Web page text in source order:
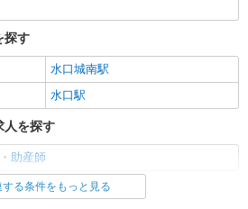
探す
水口城南駅
水口駅
人を探す
助産師
の求人を探す
する条件をもっと見る